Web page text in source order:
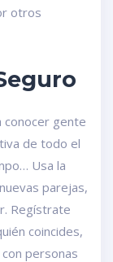
otros
conocer gente
de todo el
Usa la
parejas,
Regístrate
coincides,
personas